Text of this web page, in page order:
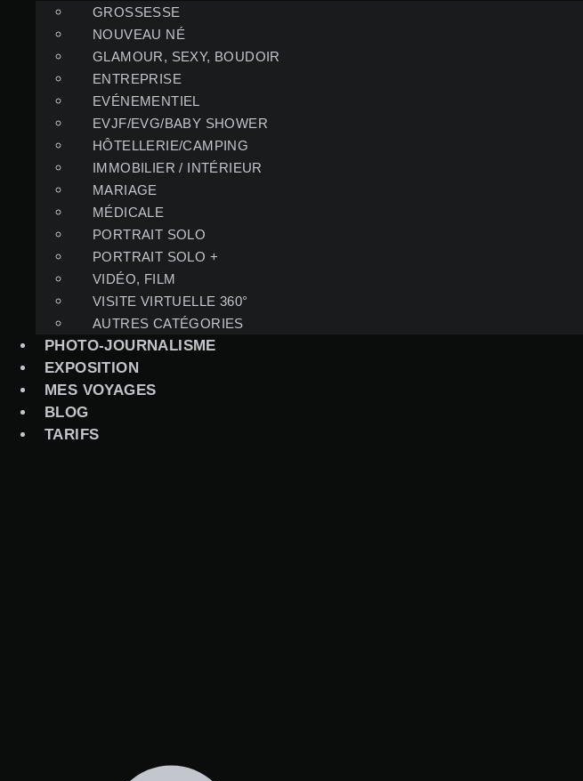
GROSSESSE
NOUVEAU NÉ
GLAMOUR, SEXY, BOUDOIR
ENTREPRISE
EVÉNEMENTIEL
EVJF/EVG/BABY SHOWER
HÔTELLERIE/CAMPING
IMMOBILIER / INTÉRIEUR
MARIAGE
MÉDICALE
PORTRAIT SOLO
PORTRAIT SOLO +
VIDÉO, FILM
VISITE VIRTUELLE 360°
AUTRES CATÉGORIES
PHOTO-JOURNALISME
EXPOSITION
MES VOYAGES
BLOG
TARIFS